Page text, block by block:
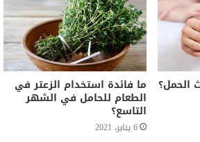
الحمل؟ ما فائدة استخدام الزعتر في
الطعام للحامل في الشهر
التاسع؟
6 يناير، 2021